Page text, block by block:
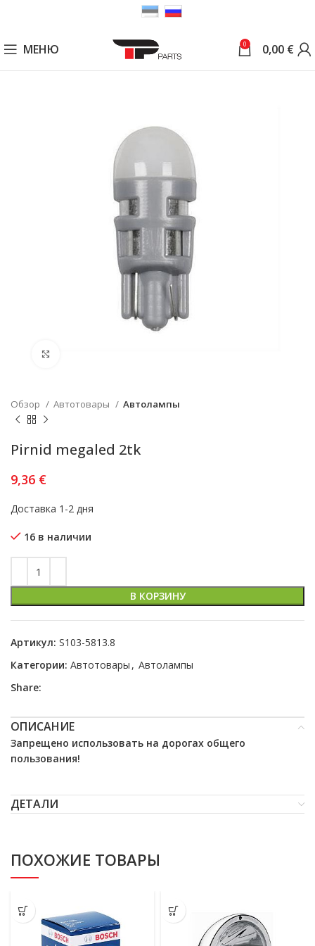
МЕНЮ 0 0,00 €
Обзор Автотовары Автолампы
Pirnid megaled 2tk
9,36 €
Доставка 1-2 дня
16 в наличии
В КОРЗИНУ
Артикул: S103-5813.8
Категории: Автотовары , Автолампы
Share:
ОПИСАНИЕ
Запрещено использовать на дорогах общего
пользования!
ДЕТАЛИ
ПОХОЖИЕ ТОВАРЫ